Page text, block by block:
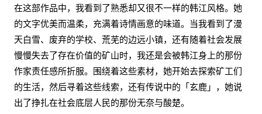
在这部作品中，我看到了熟悉却又很不一样的韩江风格。她
的文字优美而温柔，充满着诗情画意的味道。当我看到了漫
天白雪、废弃的学校、荒芜的边远小镇，还有随着社会发展
慢慢失去了存在价值的矿山时，我还是会被韩江身上的那份
作家责任感所折服。围绕着这些素材，她开始去探索矿工们
的生活，然后寻着这些线索，还有传说中的「玄鹿」，她说
出了挣扎在社会底层人民的那份无奈与酸楚。